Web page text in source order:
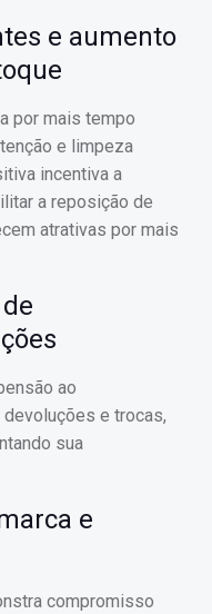
e aumento
por mais tempo
e limpeza
incentiva a
a reposição de
atrativas por mais
ao
e trocas,
sua
e
compromisso